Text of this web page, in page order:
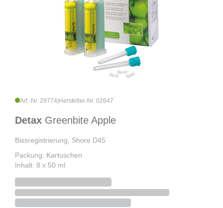
Art.-Nr. 29774 Hersteller-Nr. 02647
Detax Greenbite Apple
Bissregistrierung, Shore D45
Packung: Kartuschen
Inhalt: 8 x 50 ml